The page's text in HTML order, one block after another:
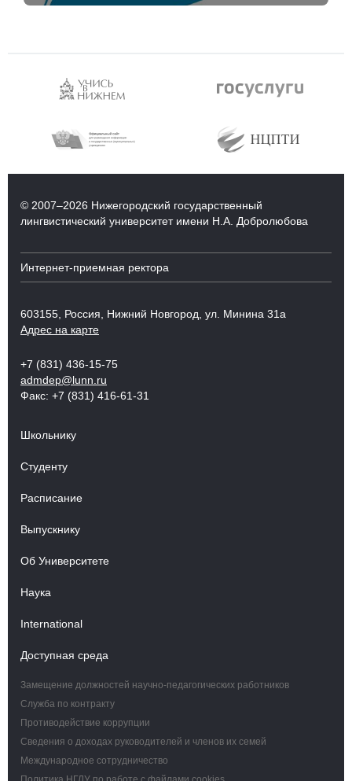
© 2007–2026 Нижегородский государственный
лингвистический университет имени Н.А. Добролюбова
Интернет-приемная ректора
603155, Россия, Нижний Новгород, ул. Минина 31а
Адрес на карте
+7 (831) 436-15-75
admdep@lunn.ru
Факс: +7 (831) 416-61-31
Школьнику
Студенту
Расписание
Выпускнику
Об Университете
Наука
International
Доступная среда
Замещение должностей научно-педагогических работников
Служба по контракту
Противодействие коррупции
Сведения о доходах руководителей и членов их семей
Международное сотрудничество